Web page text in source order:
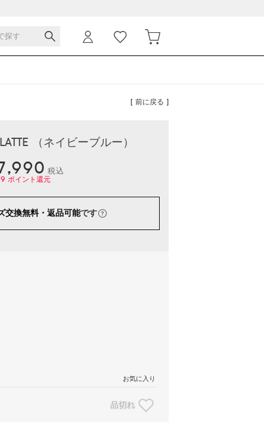
[ 前に戻る ]
（ネイビーブルー）
税込
ポイント還元
交換無料・返品可能です
お気に入り
品切れ